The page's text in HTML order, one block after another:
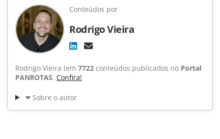
Conteúdos por
Rodrigo Vieira
Rodrigo Vieira tem 7722 conteúdos publicados no Portal
PANROTAS. Confira!
Sobre o autor